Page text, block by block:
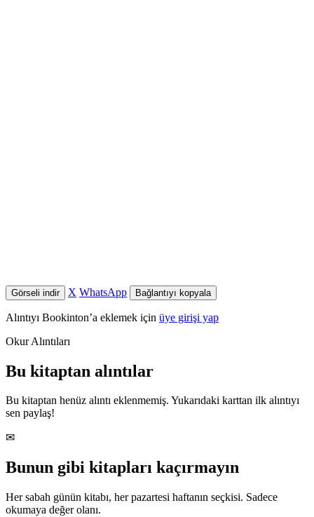
Görseli indir X WhatsApp Bağlantıyı kopyala
Alıntıyı Bookinton’a eklemek için üye girişi yap
Okur Alıntıları
Bu kitaptan alıntılar
Bu kitaptan henüz alıntı eklenmemiş. Yukarıdaki karttan ilk alıntıyı
sen paylaş!
✉
Bunun gibi kitapları kaçırmayın
Her sabah günün kitabı, her pazartesi haftanın seçkisi. Sadece
okumaya değer olanı.